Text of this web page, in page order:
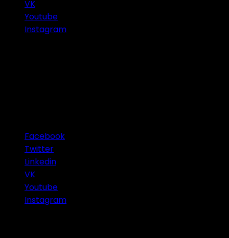
VK
Youtube
Instagram
Facebook
Twitter
Linkedin
VK
Youtube
Instagram